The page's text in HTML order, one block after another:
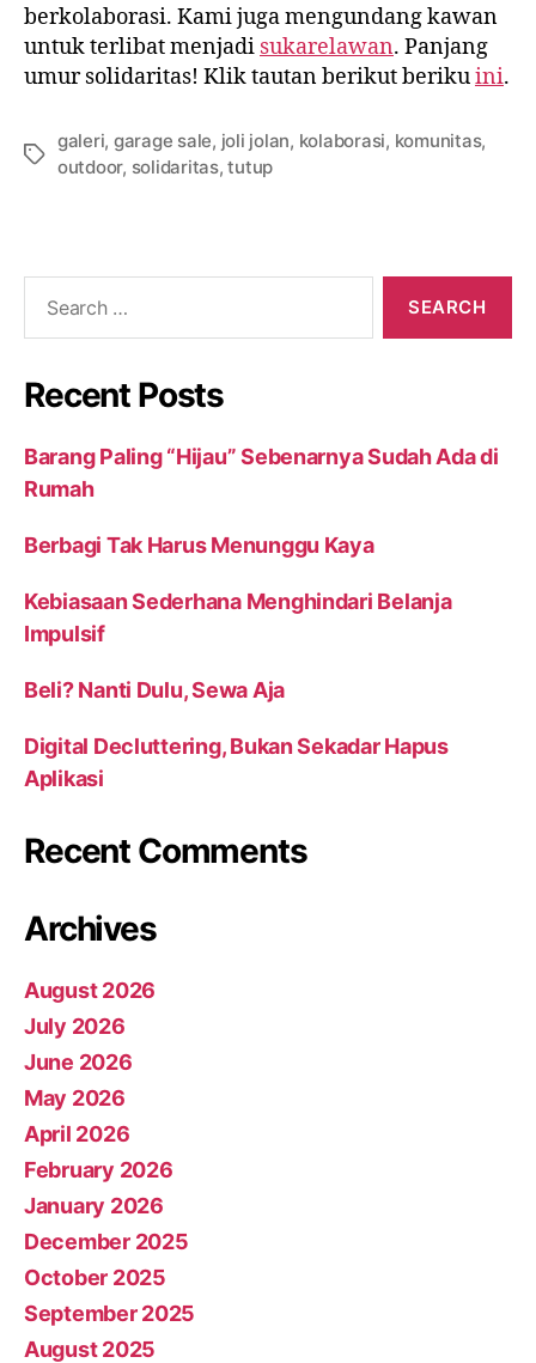
berkolaborasi. Kami juga mengundang kawan
untuk terlibat menjadi sukarelawan. Panjang
umur solidaritas! Klik tautan berikut berikuini.
Tags
galeri, garage sale, joli jolan, kolaborasi, komunitas,
outdoor, solidaritas,tutup
Recent Posts
Barang Paling “Hijau” Sebenarnya Sudah Ada di
Rumah
Berbagi Tak Harus Menunggu Kaya
Kebiasaan Sederhana Menghindari Belanja
Impulsif
Beli? Nanti Dulu, Sewa Aja
Digital Decluttering, Bukan Sekadar Hapus
Aplikasi
Recent Comments
Archives
August 2026
July 2026
June 2026
May 2026
April 2026
February 2026
January 2026
December 2025
October 2025
September 2025
August 2025